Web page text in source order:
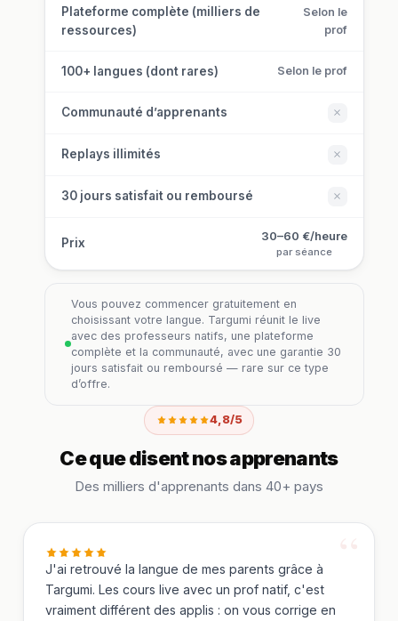
Plateforme complète (milliers de
ressources)
Selon le
prof
100+ langues (dont rares) Selon le prof
Communauté d’apprenants
Replays illimités
30 jours satisfait ou remboursé
Prix
30–60 €/heure
par séance
Vous pouvez commencer gratuitement en
choisissant votre langue. Targumi réunit le live
avec des professeurs natifs, une plateforme
complète et la communauté, avec une garantie 30
jours satisfait ou remboursé — rare sur ce type
d’offre.
4,8/5
Ce que disent nos apprenants
Des milliers d'apprenants dans 40+ pays
J'ai retrouvé la langue de mes parents grâce à
Targumi. Les cours live avec un prof natif, c'est
vraiment différent des applis : on vous corrige en